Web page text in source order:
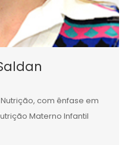
com ênfase em
Materno Infantil